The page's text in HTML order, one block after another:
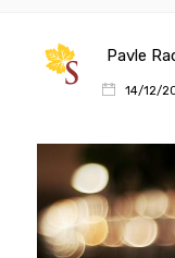
Pavle
14/12/